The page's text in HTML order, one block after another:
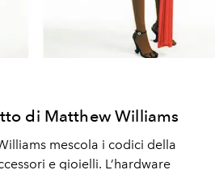
di Matthew Williams
mescola i codici della
e gioielli. L’hardware